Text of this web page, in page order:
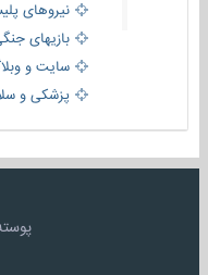
نیروهای
بازیهای جنگی
سایت و وبلاگ
پزشکی و
پوسته